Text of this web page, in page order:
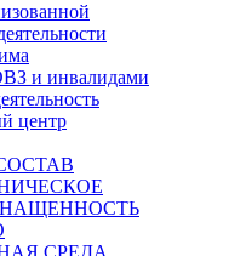
и инвалидами
центр
СРЕДА